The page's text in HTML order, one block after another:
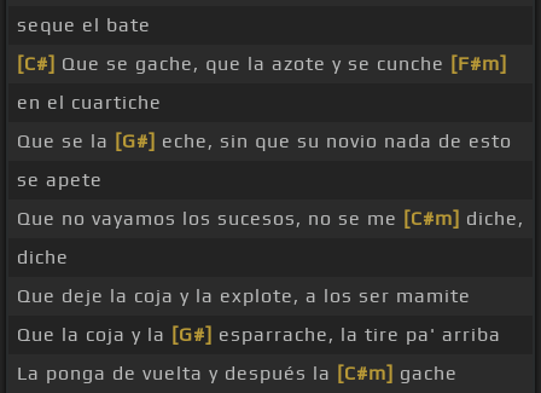
seque el bate
[C#] Que se gache, que la azote y se cunche [F#m]
en el cuartiche
Que se la [G#] eche, sin que su novio nada de esto
se apete
Que no vayamos los sucesos, no se me [C#m] diche,
diche
Que deje la coja y la explote, a los ser mamite
Que la coja y la [G#] esparrache, la tire pa' arriba
La ponga de vuelta y después la [C#m] gache